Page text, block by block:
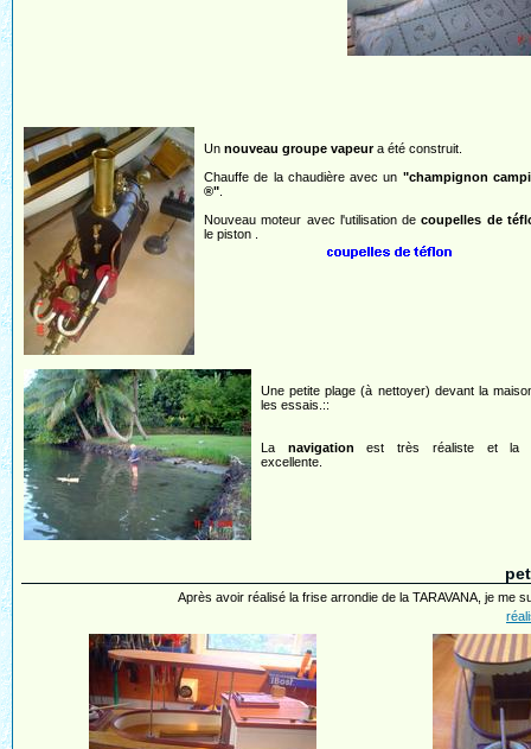
Un nouveau groupe vapeura été construit.
Chauffe de la chaudière avec un "champignon
®"
Nouveau moteur avec l'utilisation decoupelles de
le piston .
Une petite plage (à nettoyer) devant la
les essais.::
La navigation est très réaliste et la
excellente.
Après avoir réalisé la frise arrondie de la TARAVANA, je me